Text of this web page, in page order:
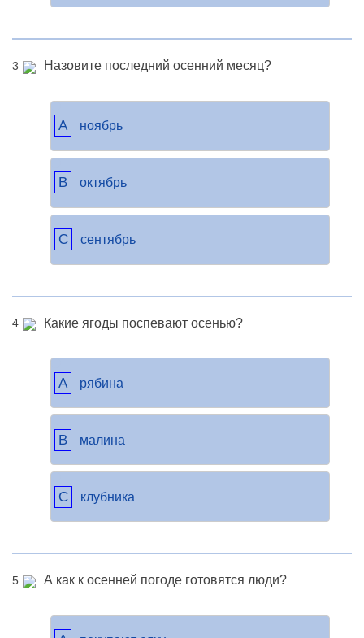
3 Назовите последний осенний месяц?
A ноябрь
B октябрь
C сентябрь
4 Какие ягоды поспевают осенью?
A рябина
B малина
C клубника
5 А как к осенней погоде готовятся люди?